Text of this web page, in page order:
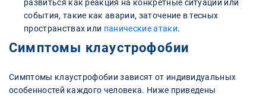
развиться как реакция на конкретные ситуации или
события, такие как аварии, заточение в тесных
пространствах или панические атаки.
Симптомы клаустрофобии
Симптомы клаустрофобии зависят от индивидуальных
особенностей каждого человека. Ниже приведены